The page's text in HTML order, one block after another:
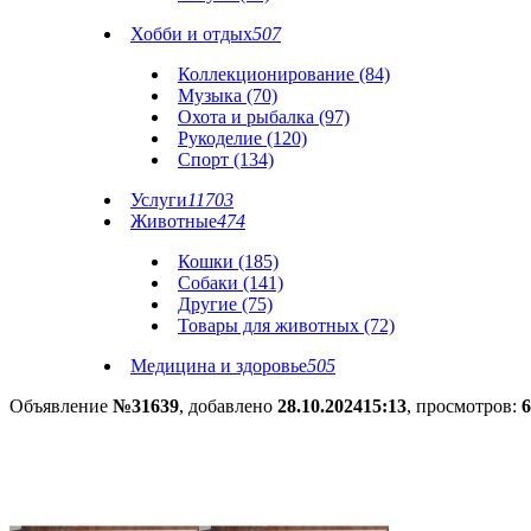
Хобби и отдых507
Коллекционирование (84)
Музыка (70)
Охота и рыбалка (97)
Рукоделие (120)
Спорт (134)
Услуги11703
Животные474
Кошки (185)
Собаки (141)
Другие (75)
Товары для животных (72)
Медицина и здоровье505
Объявление №31639, добавлено 28.10.202415:13, просмотров: